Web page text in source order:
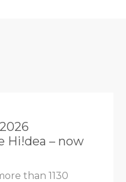
Hi!dea – now
than 1130